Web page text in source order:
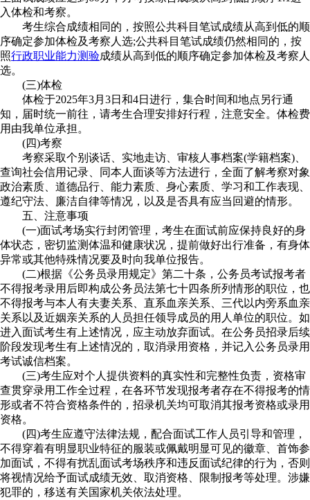
入体检和考察。
考生综合成绩相同的，按照公共科目笔试成绩从高到低的顺
序确定参加体检及考察人选;公共科目笔试成绩仍然相同的，按
照行政职业能力测验成绩从高到低的顺序确定参加体检及考察人
选。
(三)体检
体检于2025年3月3日和4日进行，集合时间和地点另行通
知，届时统一前往，请考生合理安排好行程，注意安全。体检费
用由我单位承担。
(四)考察
考察采取个别谈话、实地走访、审核人事档案(学籍档案)、
查询社会信用记录、同本人面谈等方法进行，全面了解考察对象
政治素质、道德品行、能力素质、身心素质、学习和工作表现、
遵纪守法、廉洁自律等情况，以及是否具有应当回避的情形。
五、注意事项
(一)面试考场实行封闭管理，考生在面试前应保持良好的身
体状态，密切监测体温和健康状况，提前做好出行准备，有身体
异常或其他特殊情况要及时向我单位报告。
(二)根据《公务员录用规定》第二十条，公务员考试报考者
不得报考录用后即构成公务员法第七十四条所列情形的职位，也
不得报考与本人有夫妻关系、直系血亲关系、三代以内旁系血亲
关系以及近姻亲关系的人员担任领导成员的用人单位的职位。如
进入面试考生有上述情况，应主动放弃面试。在公务员招录后续
阶段发现考生有上述情况的，取消录用资格，并记入公务员录用
考试诚信档案。
(三)考生应对个人提供资料的真实性和完整性负责，资格审
查贯穿录用工作全过程，在各环节发现报考者存在不得报考的情
形或者不符合资格条件的，招录机关均可取消其报考资格或录用
资格。
(四)考生应遵守法律法规，配合面试工作人员引导和管理，
不得穿着有明显职业特征的服装或佩戴明显可见的徽章、首饰参
加面试，不得有扰乱面试考场秩序和违反面试纪律的行为，否则
将视情况给予面试成绩无效、取消资格、限制报考等处理。涉嫌
犯罪的，移送有关国家机关依法处理。